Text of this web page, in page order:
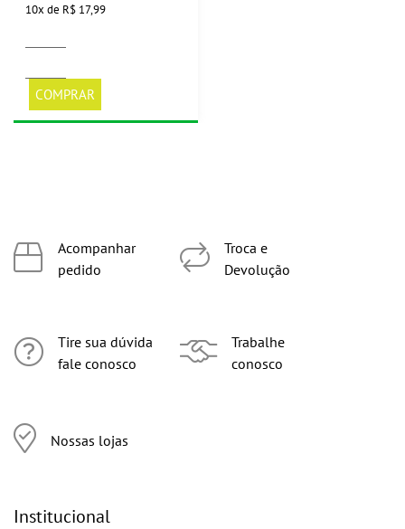
10x de R$ 17,99
COMPRAR
Acompanhar
pedido
Tire sua dúvida
fale conosco
Nossas lojas
Troca e
Devolução
Trabalhe
conosco
Institucional